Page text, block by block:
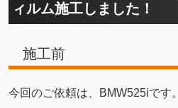
ィルム施工しました！
施工前
今回のご依頼は、BMW525iです。